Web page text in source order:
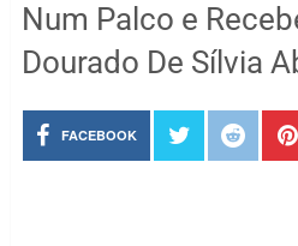
Num Palco e
Dourado De Sílvia
FACEBOOK